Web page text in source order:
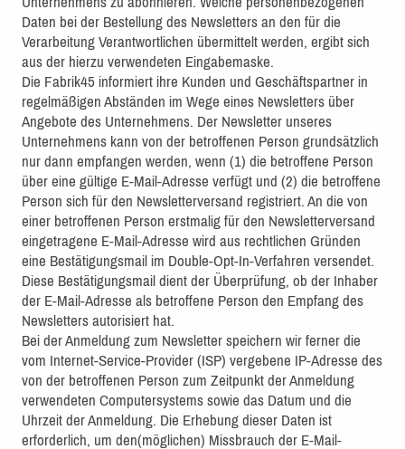
Daten bei der Bestellung des Newsletters an den für die
Verarbeitung Verantwortlichen übermittelt werden, ergibt sich
aus der hierzu verwendeten Eingabemaske.
Die Fabrik45 informiert ihre Kunden und Geschäftspartner in
regelmäßigen Abständen im Wege eines Newsletters über
Angebote des Unternehmens. Der Newsletter unseres
Unternehmens kann von der betroffenen Person grundsätzlich
nur dann empfangen werden, wenn (1) die betroffene Person
über eine gültige E-Mail-Adresse verfügt und (2) die betroffene
Person sich für den Newsletterversand registriert. An die von
einer betroffenen Person erstmalig für den Newsletterversand
eingetragene E-Mail-Adresse wird aus rechtlichen Gründen
eine Bestätigungsmail im Double-Opt-In-Verfahren versendet.
Diese Bestätigungsmail dient der Überprüfung, ob der Inhaber
der E-Mail-Adresse als betroffene Person den Empfang des
Newsletters autorisiert hat.
Bei der Anmeldung zum Newsletter speichern wir ferner die
vom Internet-Service-Provider (ISP) vergebene IP-Adresse des
von der betroffenen Person zum Zeitpunkt der Anmeldung
verwendeten Computersystems sowie das Datum und die
Uhrzeit der Anmeldung. Die Erhebung dieser Daten ist
erforderlich, um den(möglichen) Missbrauch der E-Mail-